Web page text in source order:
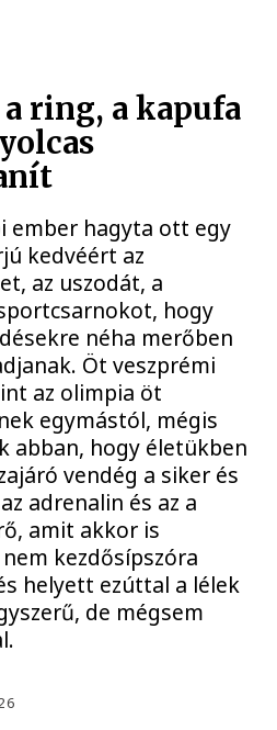
ring, a kapufa
ember hagyta ott egy
kedvéért az
az uszodát, a
hogy
néha merőben
Öt veszprémi
az olimpia öt
egymástól, mégis
abban, hogy életükben
vendég a siker és
adrenalin és az a
amit akkor is
kezdősípszóra
helyett ezúttal a lélek
de mégsem